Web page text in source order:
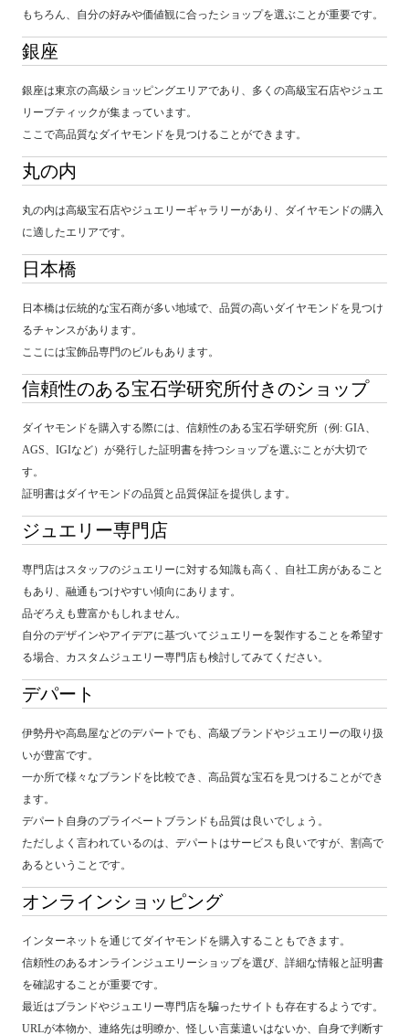
もちろん、自分の好みや価値観に合ったショップを選ぶことが重要です。
銀座
銀座は東京の高級ショッピングエリアであり、多くの高級宝石店やジュエ
リーブティックが集まっています。
ここで高品質なダイヤモンドを見つけることができます。
丸の内
丸の内は高級宝石店やジュエリーギャラリーがあり、ダイヤモンドの購入
に適したエリアです。
日本橋
日本橋は伝統的な宝石商が多い地域で、品質の高いダイヤモンドを見つけ
るチャンスがあります。
ここには宝飾品専門のビルもあります。
信頼性のある宝石学研究所付きのショップ
ダイヤモンドを購入する際には、信頼性のある宝石学研究所（例: GIA、
AGS、IGIなど）が発行した証明書を持つショップを選ぶことが大切で
す。
証明書はダイヤモンドの品質と品質保証を提供します。
ジュエリー専門店
専門店はスタッフのジュエリーに対する知識も高く、自社工房があること
もあり、融通もつけやすい傾向にあります。
品ぞろえも豊富かもしれません。
自分のデザインやアイデアに基づいてジュエリーを製作することを希望す
る場合、カスタムジュエリー専門店も検討してみてください。
デパート
伊勢丹や高島屋などのデパートでも、高級ブランドやジュエリーの取り扱
いが豊富です。
一か所で様々なブランドを比較でき、高品質な宝石を見つけることができ
ます。
デパート自身のプライベートブランドも品質は良いでしょう。
ただしよく言われているのは、デパートはサービスも良いですが、割高で
あるということです。
オンラインショッピング
インターネットを通じてダイヤモンドを購入することもできます。
信頼性のあるオンラインジュエリーショップを選び、詳細な情報と証明書
を確認することが重要です。
最近はブランドやジュエリー専門店を騙ったサイトも存在するようです。
URLが本物か、連絡先は明瞭か、怪しい言葉遣いはないか、自身で判断す